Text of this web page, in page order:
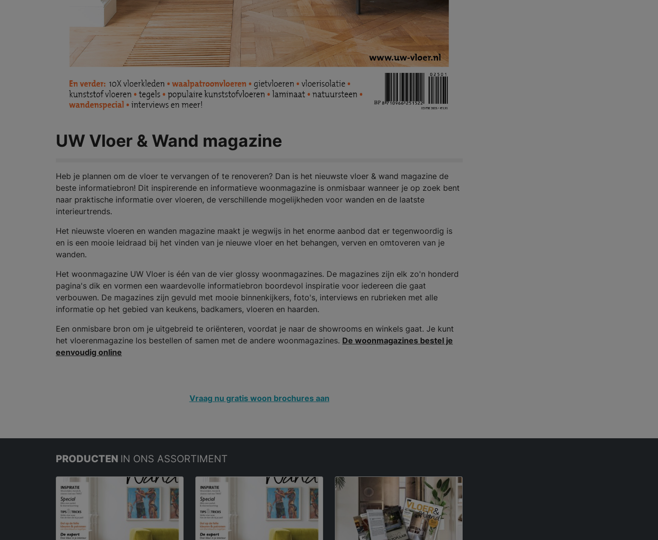
UW Vloer & Wand magazine
Heb je plannen om de vloer te vervangen of te renoveren? Dan is het nieuwste vloer & wand magazine de
beste informatiebron! Dit inspirerende en informatieve woonmagazine is onmisbaar wanneer je op zoek bent
naar praktische informatie over vloeren, de verschillende mogelijkheden voor wanden en de laatste
interieurtrends.
Het nieuwste vloeren en wanden magazine maakt je wegwijs in het enorme aanbod dat er tegenwoordig is
en is een mooie leidraad bij het vinden van je nieuwe vloer en het behangen, verven en omtoveren van je
wanden.
Het woonmagazine UW Vloer is één van de vier glossy woonmagazines. De magazines zijn elk zo'n honderd
pagina's dik en vormen een waardevolle informatiebron boordevol inspiratie voor iedereen die gaat
verbouwen. De magazines zijn gevuld met mooie binnenkijkers, foto's, interviews en rubrieken met alle
informatie op het gebied van keukens, badkamers, vloeren en haarden.
Een onmisbare bron om je uitgebreid te oriënteren, voordat je naar de showrooms en winkels gaat. Je kunt
het vloerenmagazine los bestellen of samen met de andere woonmagazines. De woonmagazines bestel je
eenvoudig online
Vraag nu gratis woon brochures aan
PRODUCTEN IN ONS ASSORTIMENT